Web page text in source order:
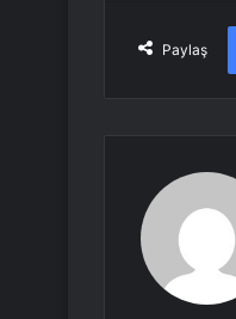
Paylaş